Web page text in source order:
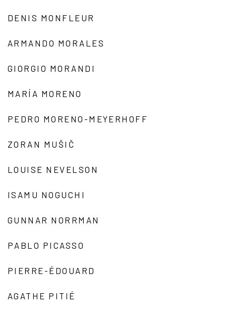
DENIS MONFLEUR
ARMANDO MORALES
GIORGIO MORANDI
MARÍA MORENO
PEDRO MORENO-MEYERHOFF
ZORAN MUŠIČ
LOUISE NEVELSON
ISAMU NOGUCHI
GUNNAR NORRMAN
PABLO PICASSO
PIERRE-ÉDOUARD
AGATHE PITIÉ